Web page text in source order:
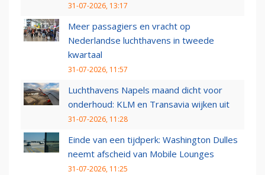
31-07-2026, 13:17
Meer passagiers en vracht op
Nederlandse luchthavens in tweede
kwartaal
31-07-2026, 11:57
Luchthavens Napels maand dicht voor
onderhoud: KLM en Transavia wijken uit
31-07-2026, 11:28
Einde van een tijdperk: Washington Dulles
neemt afscheid van Mobile Lounges
31-07-2026, 11:25